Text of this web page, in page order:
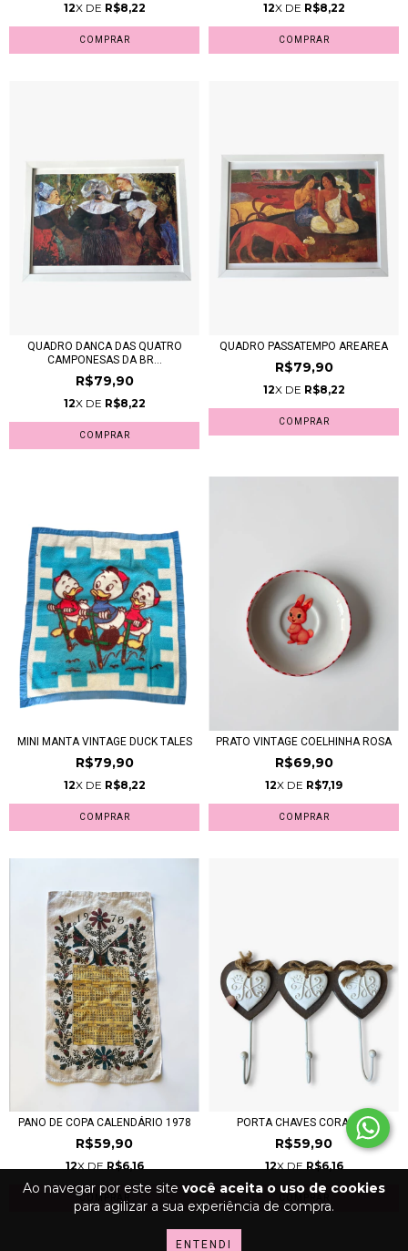
Ao navegar por este site você aceita o uso de cookies
para agilizar a sua experiência de compra.
ENTENDI
12X DE R$8,22 12X DE R$8,22
QUADRO DANCA DAS QUATRO
CAMPONESAS DA BR...
R$79,90
12X DE R$8,22
QUADRO PASSATEMPO AREAREA
R$79,90
12X DE R$8,22
MINI MANTA VINTAGE DUCK TALES
R$79,90
12X DE R$8,22
PRATO VINTAGE COELHINHA ROSA
R$69,90
12X DE R$7,19
PANO DE COPA CALENDÁRIO 1978
R$59,90
12X DER$6,16
PORTA CHAVES CORAÇÃO
R$59,90
12X DER$6,16